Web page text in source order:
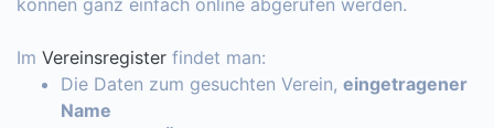
Im Vereinsregister findet man:
Die Daten zum gesuchten Verein, eingetragener
Name